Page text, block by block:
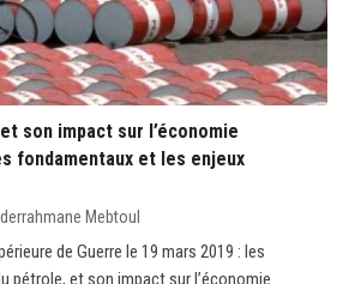
son impact sur l’économie
fondamentaux et les enjeux
Mebtoul
de Guerre le 19 mars 2019 : les
pétrole, et son impact sur l’économie